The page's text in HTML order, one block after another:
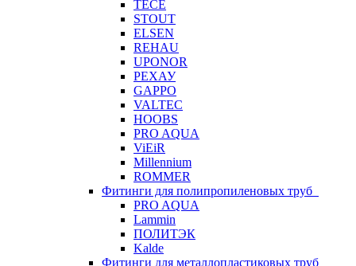
TECE
STOUT
ELSEN
REHAU
UPONOR
РЕХАУ
GAPPO
VALTEC
HOOBS
PRO AQUA
ViEiR
Millennium
ROMMER
Фитинги для полипропиленовых труб
PRO AQUA
Lammin
ПОЛИТЭК
Kalde
Фитинги для металлопластиковых труб